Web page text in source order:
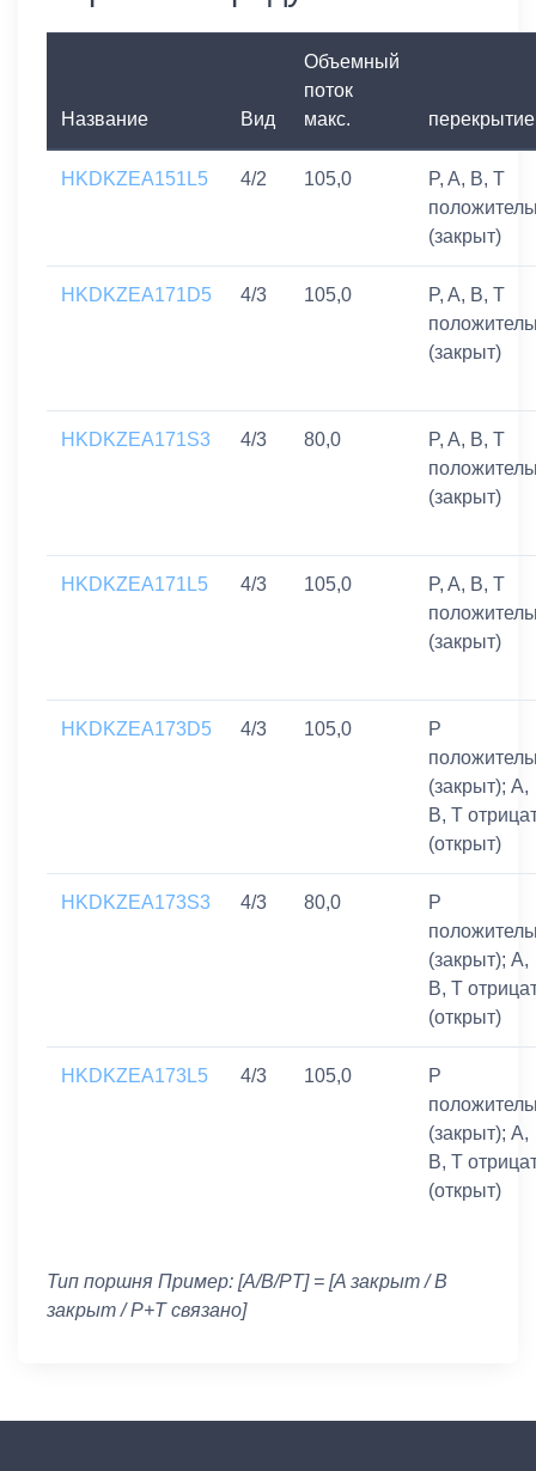
Название Вид
Объемный
поток
макс.
перекрытие
HKDKZEA151L5 4/2 105,0
P, A, B, T
(закрыт)
HKDKZEA171D5 4/3 105,0
P, A, B, T
(закрыт)
HKDKZEA171S3 4/3 80,0
P, A, B, T
(закрыт)
HKDKZEA171L5 4/3 105,0
P, A, B, T
(закрыт)
HKDKZEA173D5 4/3 105,0
P
(закрыт); A,
B, T
(открыт)
HKDKZEA173S3 4/3 80,0
P
(закрыт); A,
B, T
(открыт)
HKDKZEA173L5 4/3 105,0
P
(закрыт); A,
B, T
(открыт)
Тип поршня Пример: [A/B/PT] = [A закрыт / B
закрыт / P+T связано]